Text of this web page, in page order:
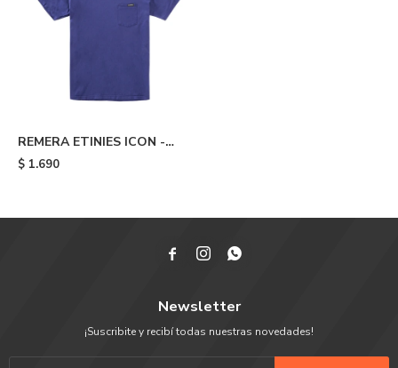
REMERA ETINIES ICON -
Blue
$ 1.690
  
Newsletter
¡Suscribite y recibí todas nuestras novedades!